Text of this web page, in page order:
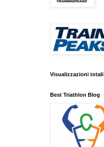
Visualizzazioni totali
Best Triathlon Blog